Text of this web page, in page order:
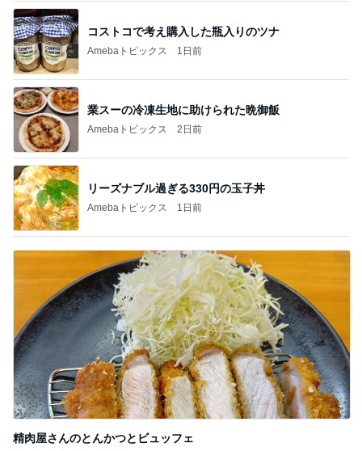
コストコで考え購入した瓶入りのツナ
Amebaトピックス 1日前
業スーの冷凍生地に助けられた晩御飯
Amebaトピックス 2日前
リーズナブル過ぎる330円の玉子丼
Amebaトピックス 1日前
精肉屋さんのとんかつとビュッフェ